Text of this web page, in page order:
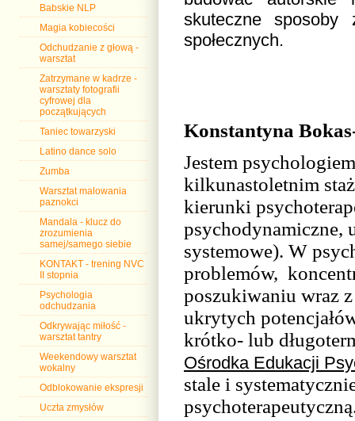
Babskie NLP
Magia kobiecości
Odchudzanie z głową -
warsztat
Zatrzymane w kadrze -
warsztaty fotografii
cyfrowej dla
początkujących
Taniec towarzyski
Latino dance solo
Zumba
Warsztat malowania
paznokci
Mandala - klucz do
zrozumienia
samej/samego siebie
KONTAKT - trening NVC
II stopnia
Psychologia
odchudzania
Odkrywając miłość -
warsztat tantry
Weekendowy warsztat
wokalny
Odblokowanie ekspresji
Uczta zmysłów
skuteczne sposoby
społecznych.
Konstantyna
Jestem
kilkunastoletnim
kierunki
psychodynamiczne,
systemowe). W
problemów,
poszukiwaniu wraz
ukrytych
krótko- lub
Ośrodka Edukacji
stale i